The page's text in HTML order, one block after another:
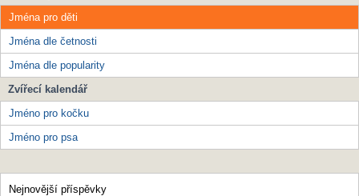
Jména pro děti
Jména dle četnosti
Jména dle popularity
Zvířecí kalendář
Jméno pro kočku
Jméno pro psa
Nejnovější příspěvky